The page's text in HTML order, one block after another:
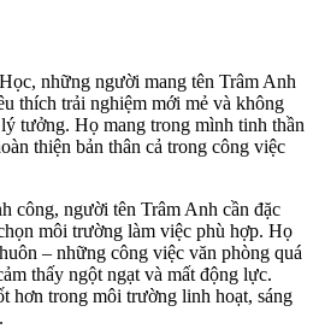
những người mang tên Trâm Anh
thích trải nghiệm mới mẻ và không
tưởng. Họ mang trong mình tinh thần
thiện bản thân cả trong công việc
công, người tên Trâm Anh cần đặc
môi trường làm việc phù hợp. Họ
– những công việc văn phòng quá
thấy ngột ngạt và mất động lực.
hơn trong môi trường linh hoạt, sáng